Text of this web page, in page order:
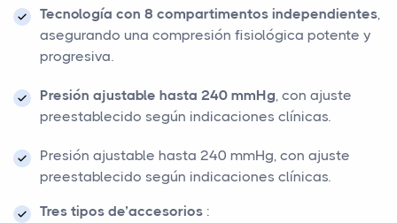
Tecnología con 8 compartimentos independientes,
asegurando una compresión fisiológica potente y
progresiva.
Presión ajustable hasta 240 mmHg, con ajuste
preestablecido según indicaciones clínicas.
Presión ajustable hasta 240 mmHg, con ajuste
preestablecido según indicaciones clínicas.
Tres tipos de’accesorios :